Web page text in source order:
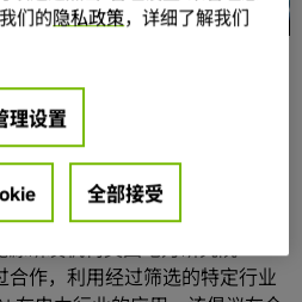
局的不断演变，该行业所依赖的
技术的发展，行业内的众多成员
而联合起来。该联盟汇聚了能源
，致力于开发 AI 应用以应对电
应分布式能源部署的增加以及电
研发机构美国电力研究院
合作，利用经过筛选的特定行业
们的隐私政策，详细了解我们
理设置
全部接受